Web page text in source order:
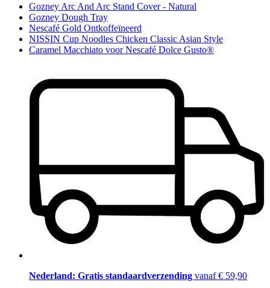
Gozney Arc And Arc Stand Cover - Natural
Gozney Dough Tray
Nescafé Gold Ontkoffeïneerd
NISSIN Cup Noodles Chicken Classic Asian Style
Caramel Macchiato voor Nescafé Dolce Gusto®
Nederland: Gratis standaardverzending vanaf € 59,90